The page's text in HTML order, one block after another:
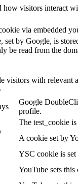
visitors interact
via embedded
set by Google, is
be read from the
visitors with relevant
Google
profile.
The test_cookie
A cookie set by
YSC cookie is set
YouTube sets